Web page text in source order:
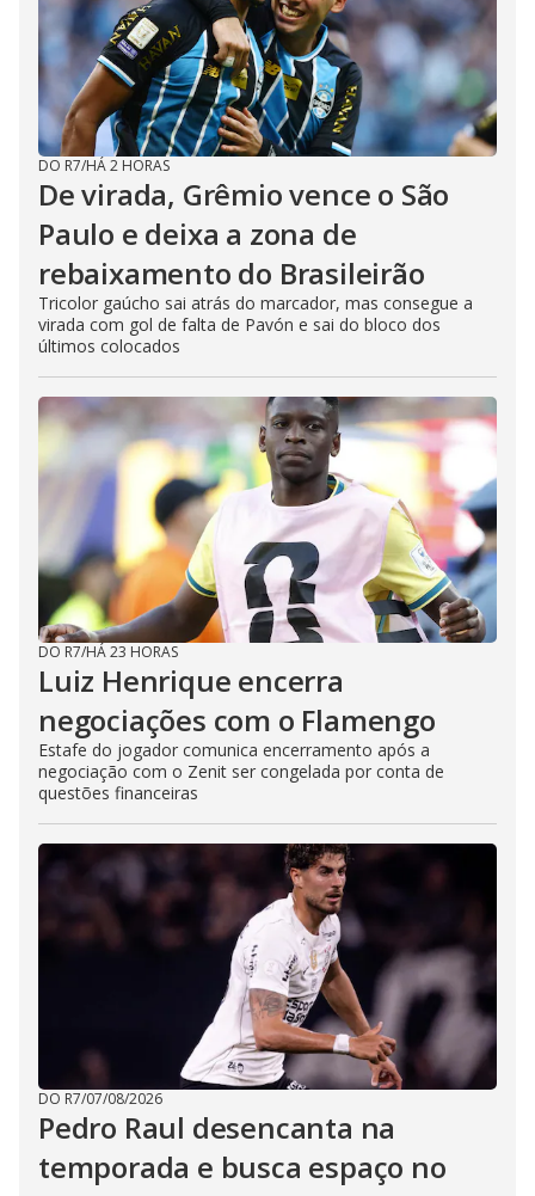
DO R7/HÁ 2 HORAS
De virada, Grêmio vence o São
Paulo e deixa a zona de
rebaixamento do Brasileirão
Tricolor gaúcho sai atrás do marcador, mas consegue a
virada com gol de falta de Pavón e sai do bloco dos
últimos colocados
DO R7/HÁ 23 HORAS
Luiz Henrique encerra
negociações com o Flamengo
Estafe do jogador comunica encerramento após a
negociação com o Zenit ser congelada por conta de
questões financeiras
DO R7/07/08/2026
Pedro Raul desencanta na
temporada e busca espaço no